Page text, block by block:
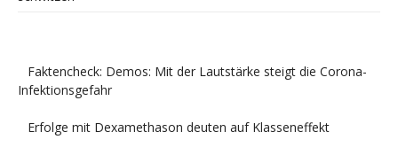
Faktencheck: Demos: Mit der Lautstärke steigt die Corona-
Infektionsgefahr
Erfolge mit Dexamethason deuten auf Klasseneffekt